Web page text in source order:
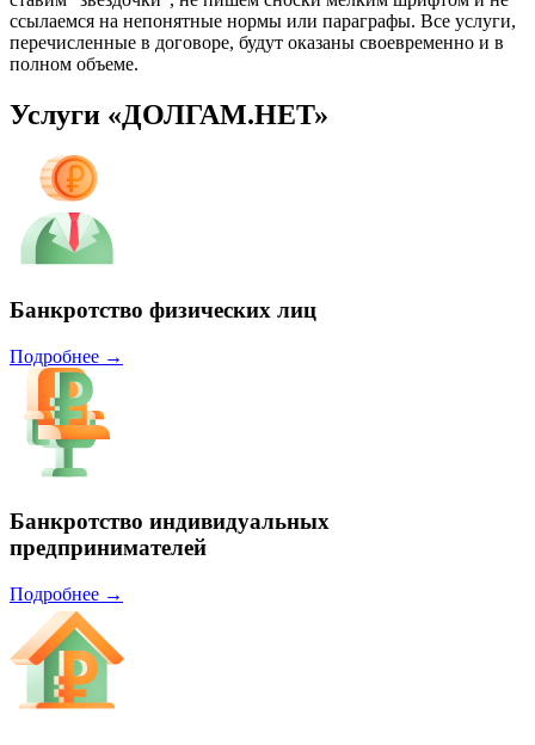
ссылаемся на непонятные нормы или параграфы. Все услуги,
перечисленные в договоре, будут оказаны своевременно и в
полном объеме.
Услуги «ДОЛГАМ.НЕТ»
Банкротство физических лиц
Подробнее →
Банкротство индивидуальных
предпринимателей
Подробнее →